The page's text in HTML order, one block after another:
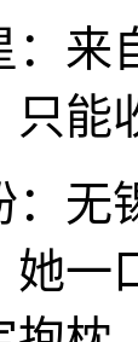
：来
只能
：无
她一